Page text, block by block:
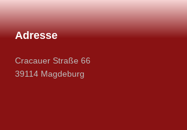
Adresse
Cracauer Straße 66
39114 Magdeburg